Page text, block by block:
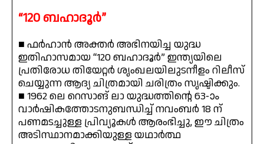
“120 ബഹാദൂർ”
■ ഫർഹാൻ അക്തർ അഭിനയിച്ച യുദ്ധ
ഇതിഹാസമായ “120 ബഹാദൂർ” ഇന്ത്യയിലെ
പ്രതിരോധ തിയേറ്റർ ശൃംഖലയിലുടനീളം റിലീസ്
ചെയ്യുന്ന ആദ്യ ചിത്രമായി ചരിത്രം സൃഷ്ടിക്കും.
■ 1962 ലെ റെസാങ് ലാ യുദ്ധത്തിന്റെ 63-ാം
വാർഷികത്തോടനുബന്ധിച്ച് നവംബർ 18 ന്
പണമടച്ചുള്ള പ്രിവ്യൂകൾ ആരംഭിച്ചു, ഈ ചിത്രം
അടിസ്ഥാനമാക്കിയുള്ള യഥാർത്ഥ